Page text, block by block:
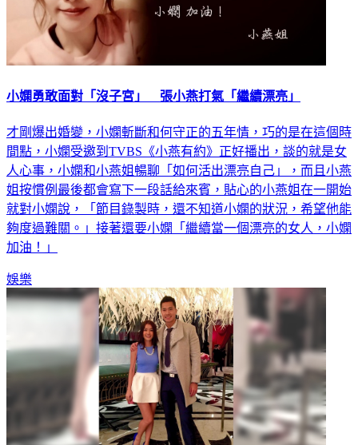
小嫻勇敢面對「沒子宮」 張小燕打氣「繼續漂亮」
才剛爆出婚變，小嫻斬斷和何守正的五年情，巧的是在這個時
間點，小嫻受邀到TVBS《小燕有約》正好播出，談的就是女
人心事，小嫻和小燕姐暢聊「如何活出漂亮自己」，而且小燕
姐按慣例最後都會寫下一段話給來賓，貼心的小燕姐在一開始
就對小嫻說，「節目錄製時，還不知道小嫻的狀況，希望他能
夠度過難關。」接著還要小嫻「繼續當一個漂亮的女人，小嫻
加油！」
娛樂